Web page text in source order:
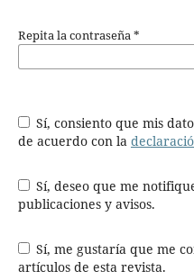
Repita la contraseña*
Sí, consiento que mis datos se recopilen y se almacenen
de acuerdo con la
Sí, deseo que me notifiquen acerca de nuevas
publicaciones y avisos.
Sí, me gustaría que me contactaran para revisar
artículos de esta revista.